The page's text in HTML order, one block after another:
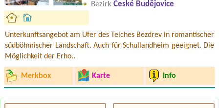
Bezirk České Budějovice
Unterkunftsangebot am Ufer des Teiches Bezdrev in romantischer
südböhmischer Landschaft. Auch für Schullandheim geeignet. Die
Möglichkeit der Erho..
Merkbox Karte Info